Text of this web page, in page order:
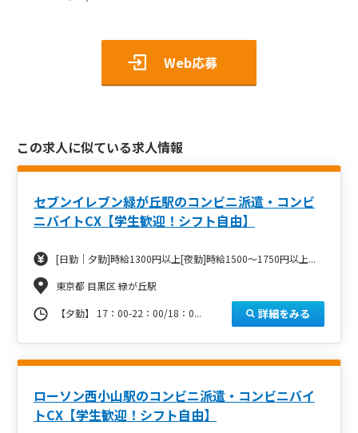
Web応募
この求人に似ている求人情報
セブンイレブン緑が丘駅のコンビニ派遣・コンビ
ニバイトCX【学生歓迎！シフト自由】
[日勤｜夕勤]時給1300円以上[夜勤]時給1500～1750円以上...
東京都 目黒区 緑が丘駅
【夕勤】 17：00-22：00/18：0... 詳細をみる
ローソン西小山駅のコンビニ派遣・コンビニバイ
トCX【学生歓迎！シフト自由】